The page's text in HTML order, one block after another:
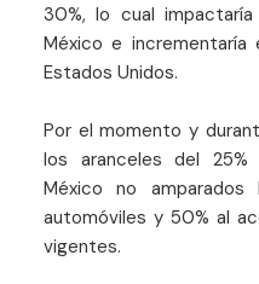
30%, lo cual
México e
Estados Unidos.
Por el momento y
los aranceles del
México no
automóviles y 50% al
vigentes.